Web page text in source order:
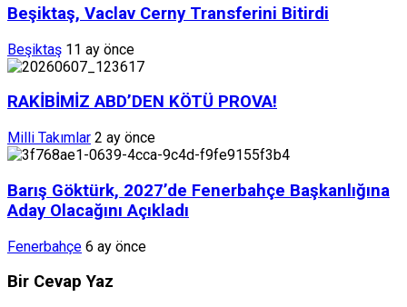
Beşiktaş, Vaclav Cerny Transferini Bitirdi
Beşiktaş 11 ay önce
RAKİBİMİZ ABD’DEN KÖTÜ PROVA!
Milli Takımlar 2 ay önce
Barış Göktürk, 2027’de Fenerbahçe Başkanlığına
Aday Olacağını Açıkladı
Fenerbahçe 6 ay önce
Bir Cevap Yaz